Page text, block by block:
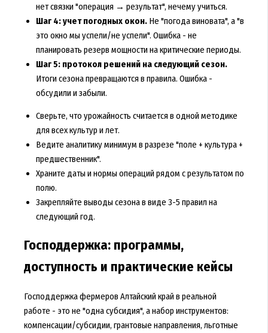
нет связки "операция → результат", нечему учиться.
Шаг 4: учет погодных окон.Не "погода виновата", а "в
это окно мы успели/не успели". Ошибка - не
планировать резерв мощности на критические периоды.
Шаг 5: протокол решений на следующий сезон.
Итоги сезона превращаются в правила. Ошибка -
обсудили и забыли.
Сверьте, что урожайность считается в одной методике
для всех культур и лет.
Ведите аналитику минимум в разрезе "поле + культура +
предшественник".
Храните даты и нормы операций рядом с результатом по
полю.
Закрепляйте выводы сезона в виде 3-5 правил на
следующий год.
Господдержка: программы,
доступность и практические кейсы
Господдержка фермеров Алтайский край в реальной
работе - это не "одна субсидия", а набор инструментов:
компенсации/субсидии, грантовые направления, льготные